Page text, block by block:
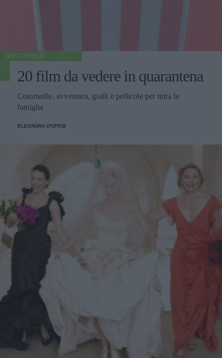
SPETTACOLO
20 film da vedere in quarantena
Commedie, avventura, gialli e pellicole per tutta la
famiglia
ELEONORA D'UFFIZI